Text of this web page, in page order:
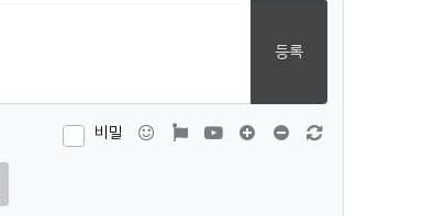
등록
비밀 이모티콘폰트어썸동영상 댓글창 늘이기
댓글창 줄이기